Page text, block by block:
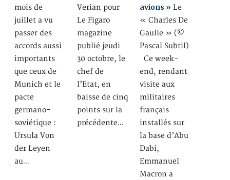
mois de
juillet a vu
passer des
accords aussi
importants
que ceux de
Munich et le
pacte
germano-
soviétique :
Ursula Von
der Leyen
au…
Verian pour
Le Figaro
magazine
publié jeudi
30 octobre, le
chef de
l’Etat, en
baisse de cinq
points sur la
précédente…
avions » Le
« Charles De
Gaulle » (©
Pascal Subtil)
Ce week-
end, rendant
visite aux
militaires
français
installés sur
la base d’Abu
Dabi,
Emmanuel
Macron a